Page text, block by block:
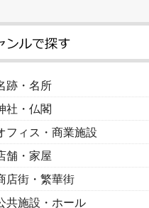
跡・名所
社・仏閣
フィス・商業施設
舗・家屋
店街・繁華街
共施設・ホール